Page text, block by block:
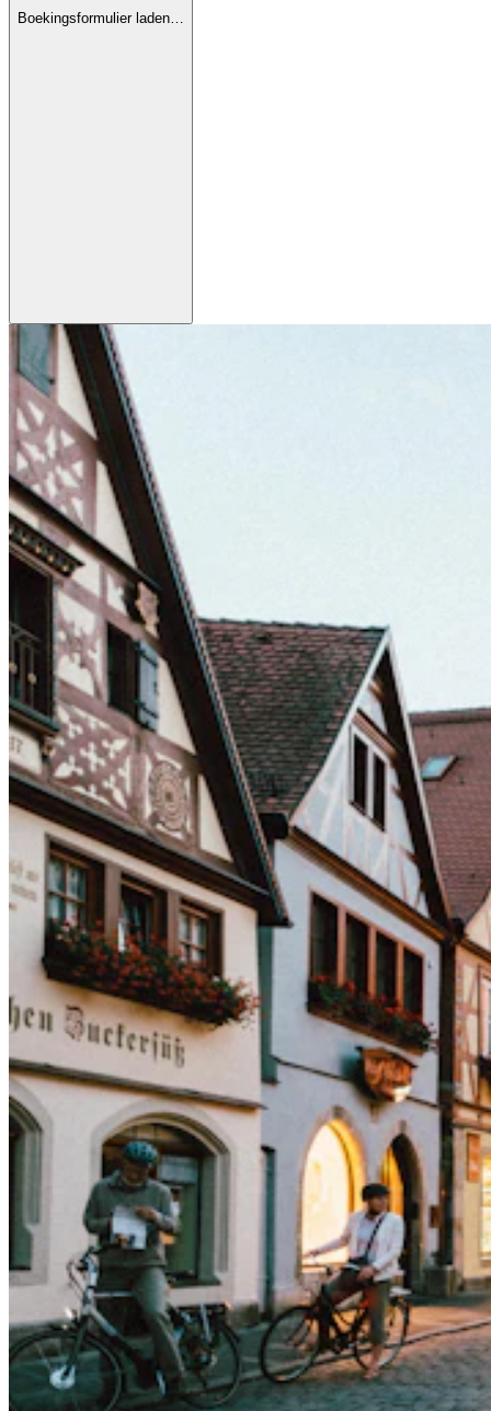
Boekingsformulier laden…